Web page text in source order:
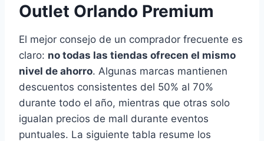
Outlet Orlando Premium
El mejor consejo de un comprador frecuente es
claro: no todas las tiendas ofrecen el mismo
nivel de ahorro. Algunas marcas mantienen
descuentos consistentes del 50% al 70%
durante todo el año, mientras que otras solo
igualan precios de mall durante eventos
puntuales. La siguiente tabla resume los